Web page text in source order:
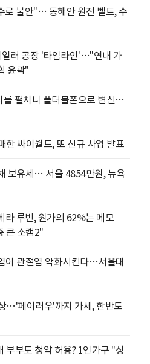
로 불안"… 동해안 원전 벨트, 수
일러 공장 '타임라인'…"연내 가
윤곽"
를 펼치니 폴더블폰으로 변신…
한 싸이월드, 또 신규 사업 발표
보유세… 서울 4854만원, 뉴욕
라 루빈, 원가의 62%는 메모
큰 소캠2"
이 관절염 악화시킨다…서울대
…'페이러우'까지 가세, 한반도
부부도 청약 허용? 1인가구 "싱